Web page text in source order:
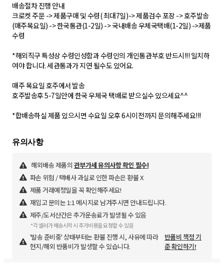
배송절차 진행 안내
크로켓 주문 -> 제품구매 및 수령( 최대7일)-> 제품검수 포장 -> 호주발송
(매주목요일) -> 한국통관(1-2일) -> 국내배송 우체국택배(1-2일) ->제품
수령
*해외직구 특성상 수령인성함과 수령인의 개인통관부호 반드시!!! 일치하
여야 합니다. 세관통과가 지연 될수도 있어요.
매주 목요일 호주에서 발송
호주발송후 5-7일안에 한국 우체국 택배로 받으실수 있으세요^^
*합배송하실 제품 있으시면 수요일 오후 6시이전까지 문의해주세요!!!
유의사항
해외배송 제품의 관부가세 유의사항 확인 필수!
파손 위험 / 택배사 과실로 인한 파손은 환불 X
제품 거래예정일을 꼭 확인해주세요!
재입고 문의는 1:1 메시지로 남겨주시면 안내드립니다.
제주/도서산간은 추가운송료가 발생될 수 있음
*각 셀러가 배송시작 시 추가비용을 요청할 수 있음
'발송 준비중' 상태부터는 환불 진행 시, 사유에 따라
현지/해외 반품비가 발생할 수 있습니다.
반품비 책정 기
준 확인하기!